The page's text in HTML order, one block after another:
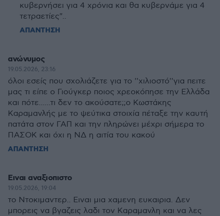
κυβερνήσει για 4 χρόνια και θα κυβερνάμε για 4
τετραετίες"..
ΑΠΑΝΤΗΣΗ
ανώνυμος
19.05.2026, 23:16
όλοι εσείς που σχολιάζετε για το ''χιλιοστό''για πειτε
μας τι είπε ο Γιούγκερ ποιος χρεοκόπησε την Ελλάδα
και πότε......τι δεν το ακούσατε;;ο Κωστάκης
Καραμανλής με το ψεύτικα στοιχία πέταξε την καυτή
πατάτα στον ΓΑΠ και την πληρώνει μέχρι σήμερα το
ΠΑΣΟΚ και όχι η ΝΔ η αιτία του κακού
ΑΠΑΝΤΗΣΗ
Ειναι αναξιοπιστο
19.05.2026, 19:04
το Ντοκιμαντερ.. Ειναι μια χαμενη ευκαιρια. Δεν
μπορεις να βγαζεις λαδι τον Καραμανλη και να λες